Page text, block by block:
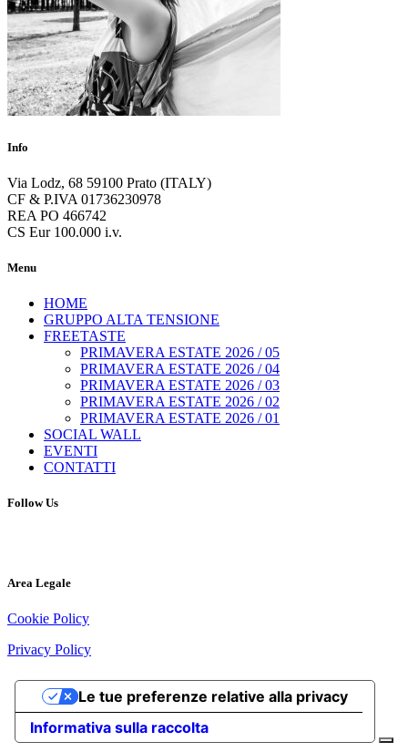
Info
Via Lodz, 68 59100 Prato (ITALY)
CF & P.IVA 01736230978
REA PO 466742
CS Eur 100.000 i.v.
Menu
HOME
GRUPPO ALTA TENSIONE
FREETASTE
PRIMAVERA ESTATE 2026 / 05
PRIMAVERA ESTATE 2026 / 04
PRIMAVERA ESTATE 2026 / 03
PRIMAVERA ESTATE 2026 / 02
PRIMAVERA ESTATE 2026 / 01
SOCIAL WALL
EVENTI
CONTATTI
Follow Us
Area Legale
Cookie Policy
Privacy Policy
Informativa sulla raccolta
Le tue preferenze relative alla privacy